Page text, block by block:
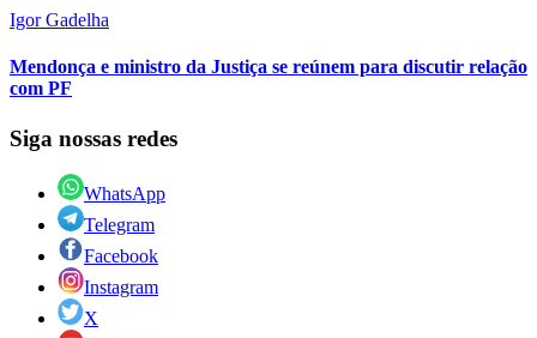
Igor Gadelha
Mendonça e ministro da Justiça se reúnem para discutir relação
com PF
Siga nossas redes
WhatsApp
Telegram
Facebook
Instagram
X